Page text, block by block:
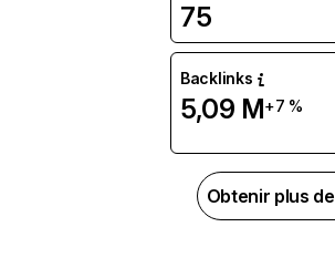
75
Backlinks
5,09 M+7 %
Obtenir plus